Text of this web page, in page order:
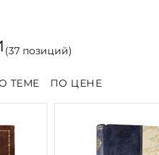
(37позиций)
ТЕМЕ ПО ЦЕНЕ